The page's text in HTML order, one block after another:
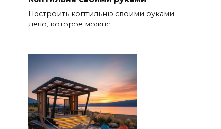
Построить коптильню своими руками —
дело, которое можно